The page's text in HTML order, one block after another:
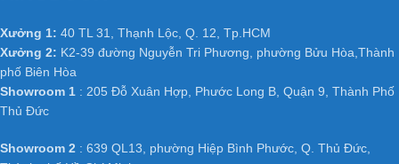
Xưởng 1: 40 TL 31, Thạnh Lộc, Q. 12, Tp.HCM
Xưởng 2: K2-39 đường Nguyễn Tri Phương, phường Bửu Hòa,Thành
phố Biên Hòa
Showroom 1 : 205 Đỗ Xuân Hợp, Phước Long B, Quận 9, Thành Phố
Thủ Đức
Showroom 2 : 639 QL13, phường Hiệp Bình Phước, Q. Thủ Đức,